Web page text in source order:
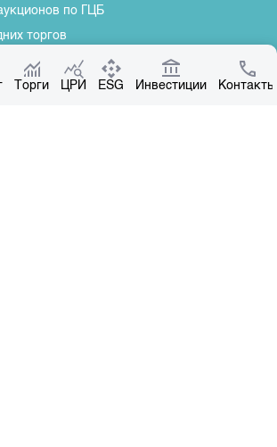
Торги ЦРИ ESG Инвестиции Контакты
по ГЦБ
торгов
ЦБ
информации